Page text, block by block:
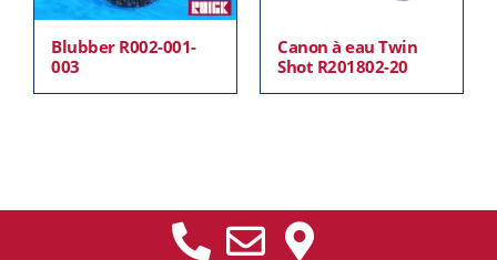
Blubber R002-001-
003
Canon à eau Twin
Shot R201802-20